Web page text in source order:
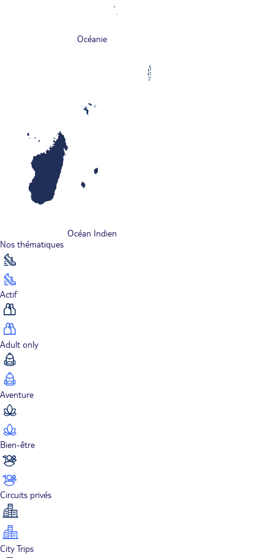
Océanie
Océan Indien
Nos thématiques
Actif
Adult only
Aventure
Bien-être
Circuits privés
City Trips